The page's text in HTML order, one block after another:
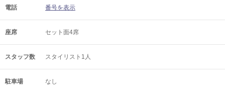
電話 番号を表示
座席 セット面4席
スタッフ数 スタイリスト1人
駐車場 なし